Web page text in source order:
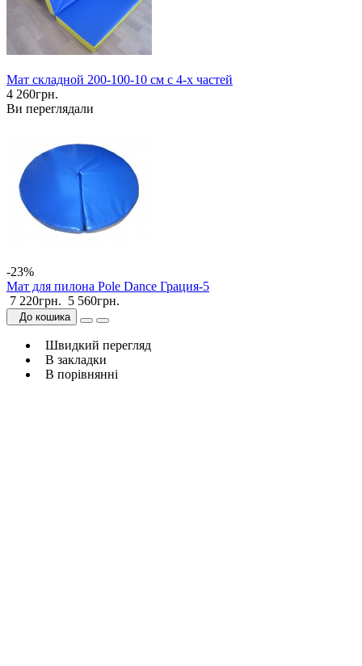
Мат складной 200-100-10 см с 4-х частей
4 260грн.
Ви переглядали
-23%
Мат для пилона Pole Dаnce Грация-5
7 220грн. 5 560грн.
До кошика
Швидкий перегляд
В закладки
В порівнянні